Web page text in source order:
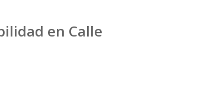
en Calle